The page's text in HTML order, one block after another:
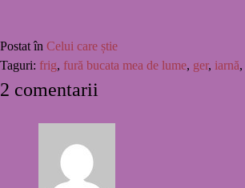
Postat în Celui care știe
Taguri: frig, fură bucata mea de lume, ger, iarnă,
2 comentarii